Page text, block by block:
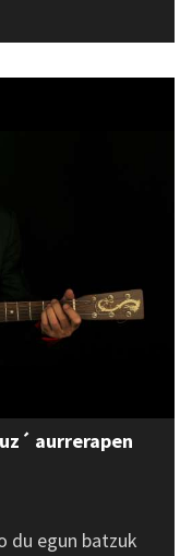
aurrerapen
du egun batzuk